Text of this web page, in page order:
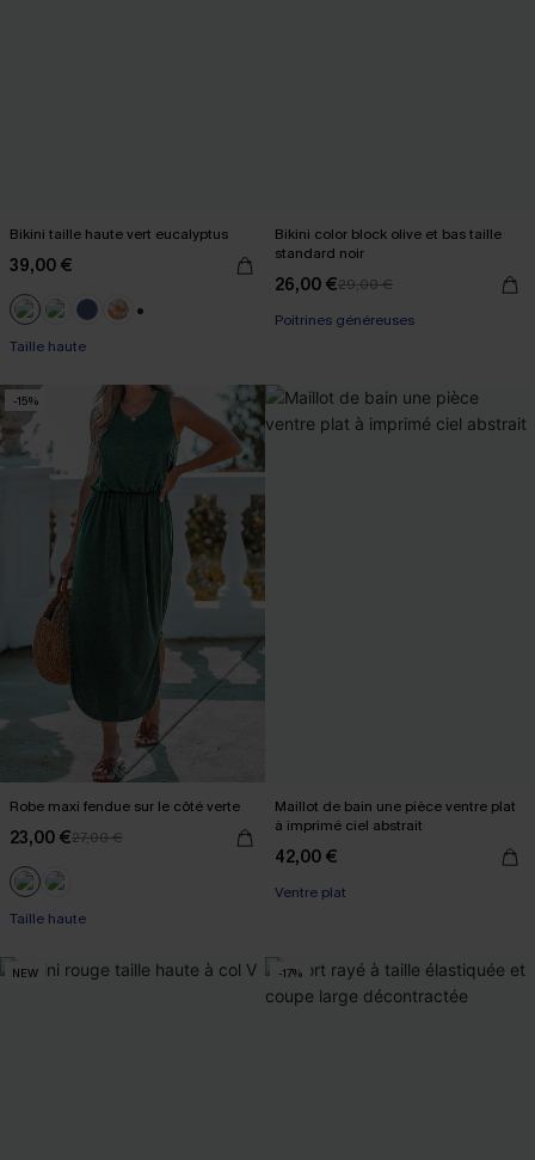
Bikini taille haute vert eucalyptus
39,00 €
Taille haute
Bikini color block olive et bas taille
standard noir
26,00 €29,00 €
Poitrines généreuses
-15%
Robe maxi fendue sur le côté verte
23,00 €27,00 €
Taille haute
Maillot de bain une pièce ventre plat
à imprimé ciel abstrait
42,00 €
Ventre plat
NEW -17%